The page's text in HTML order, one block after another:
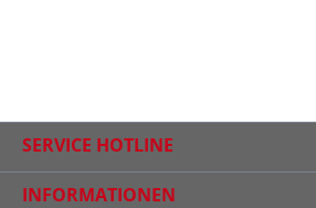
SERVICE HOTLINE
INFORMATIONEN